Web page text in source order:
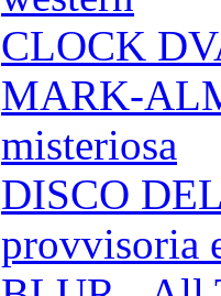
CLOCK
MARK-
misteriosa
DISCO
provvisoria